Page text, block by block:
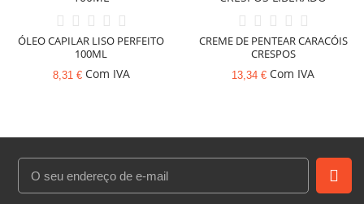
ÓLEO CAPILAR LISO PERFEITO
100ML
8,31 €Com IVA
CREME DE PENTEAR CARACÓIS
CRESPOS
13,34 € Com IVA